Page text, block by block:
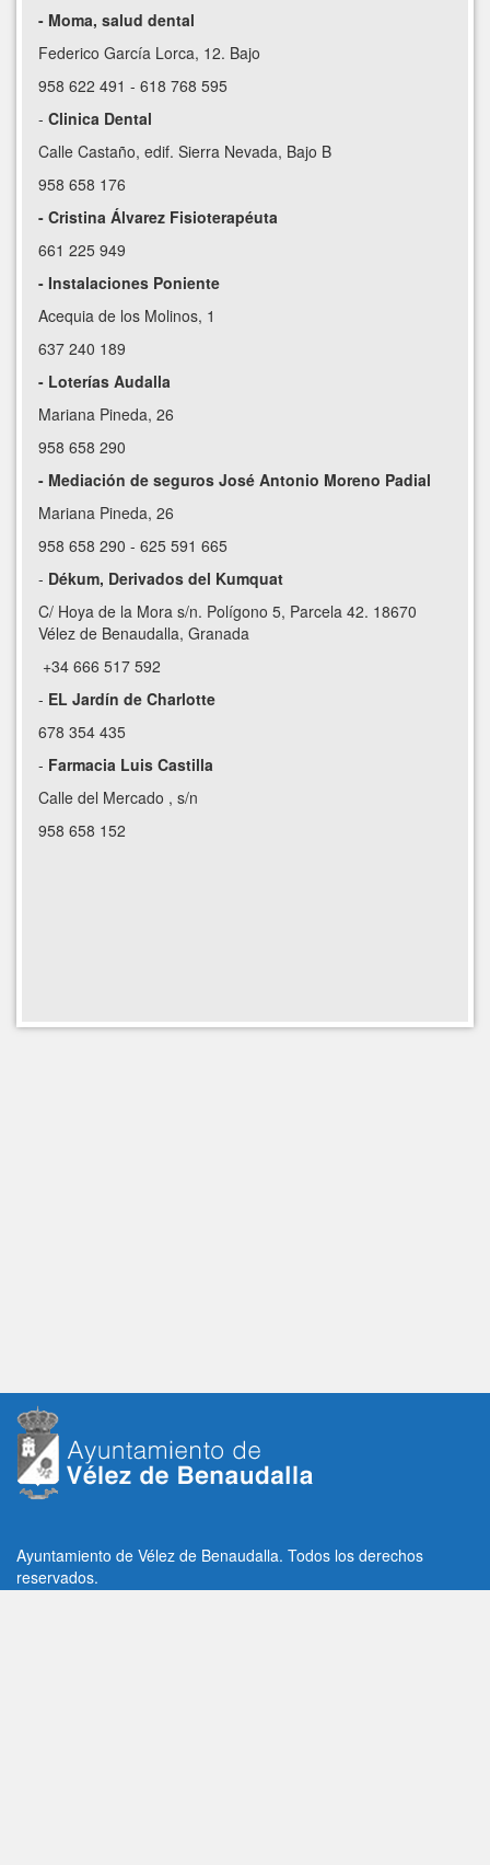
- Moma, salud dental
Federico García Lorca, 12. Bajo
958 622 491 - 618 768 595
- Clinica Dental
Calle Castaño, edif. Sierra Nevada, Bajo B
958 658 176
- Cristina Álvarez Fisioterapéuta
661 225 949
- Instalaciones Poniente
Acequia de los Molinos, 1
637 240 189
- Loterías Audalla
Mariana Pineda, 26
958 658 290
- Mediación de seguros José Antonio Moreno Padial
Mariana Pineda, 26
958 658 290 - 625 591 665
- Dékum, Derivados del Kumquat
C/ Hoya de la Mora s/n. Polígono 5, Parcela 42. 18670
Vélez de Benaudalla, Granada
+34 666 517 592
- EL Jardín de Charlotte
678 354 435
- Farmacia Luis Castilla
Calle del Mercado , s/n
958 658 152
Ayuntamiento de Vélez de Benaudalla. Todos los derechos
reservados.